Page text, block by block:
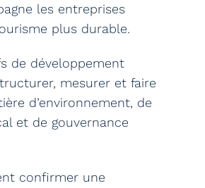
les entreprises
plus durable.
de développement
mesurer et faire
d’environnement, de
et de gouvernance
confirmer une